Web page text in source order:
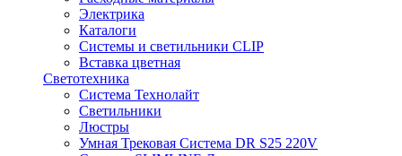
Электрика
Каталоги
Системы и светильники CLIP
Вставка цветная
Светотехника
Система Технолайт
Светильники
Люстры
Умная Трековая Система DR S25 220V